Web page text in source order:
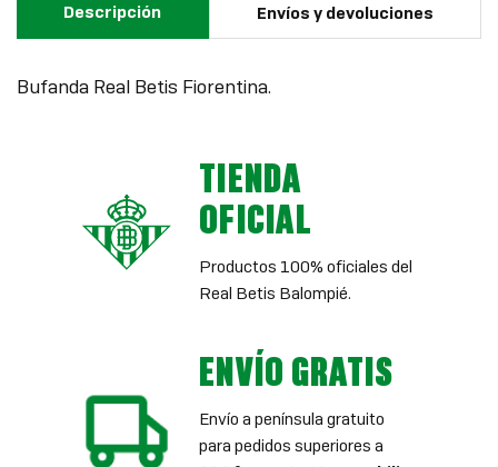
Descripción Envíos y devoluciones
Bufanda Real Betis Fiorentina.
TIENDA
OFICIAL
Productos 100% oficiales del
Real Betis Balompié.
ENVÍO GRATIS
Envío a península gratuito
para pedidos superiores a